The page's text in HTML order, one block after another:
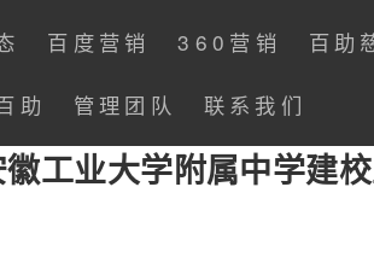
百度营销 360营销 百助
助 管理团队 联系我们
工业大学附属中学建